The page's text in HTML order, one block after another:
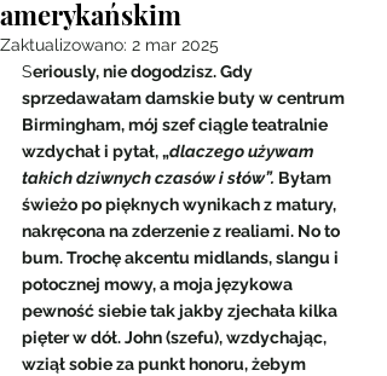
amerykańskim
Zaktualizowano: 2 mar 2025
Seriously, nie dogodzisz. Gdy
sprzedawałam damskie buty w centrum
Birmingham, mój szef ciągle teatralnie
wzdychał i pytał, „dlaczego używam
takich dziwnych czasów i słów”. Byłam
świeżo po pięknych wynikach z matury,
nakręcona na zderzenie z realiami. No to
bum. Trochę akcentu midlands, slangu i
potocznej mowy, a moja językowa
pewność siebie tak jakby zjechała kilka
pięter w dół. John (szefu), wzdychając,
wziął sobie za punkt honoru, żebym